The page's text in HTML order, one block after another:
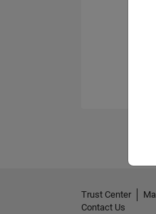
Trust Center
Contact Us